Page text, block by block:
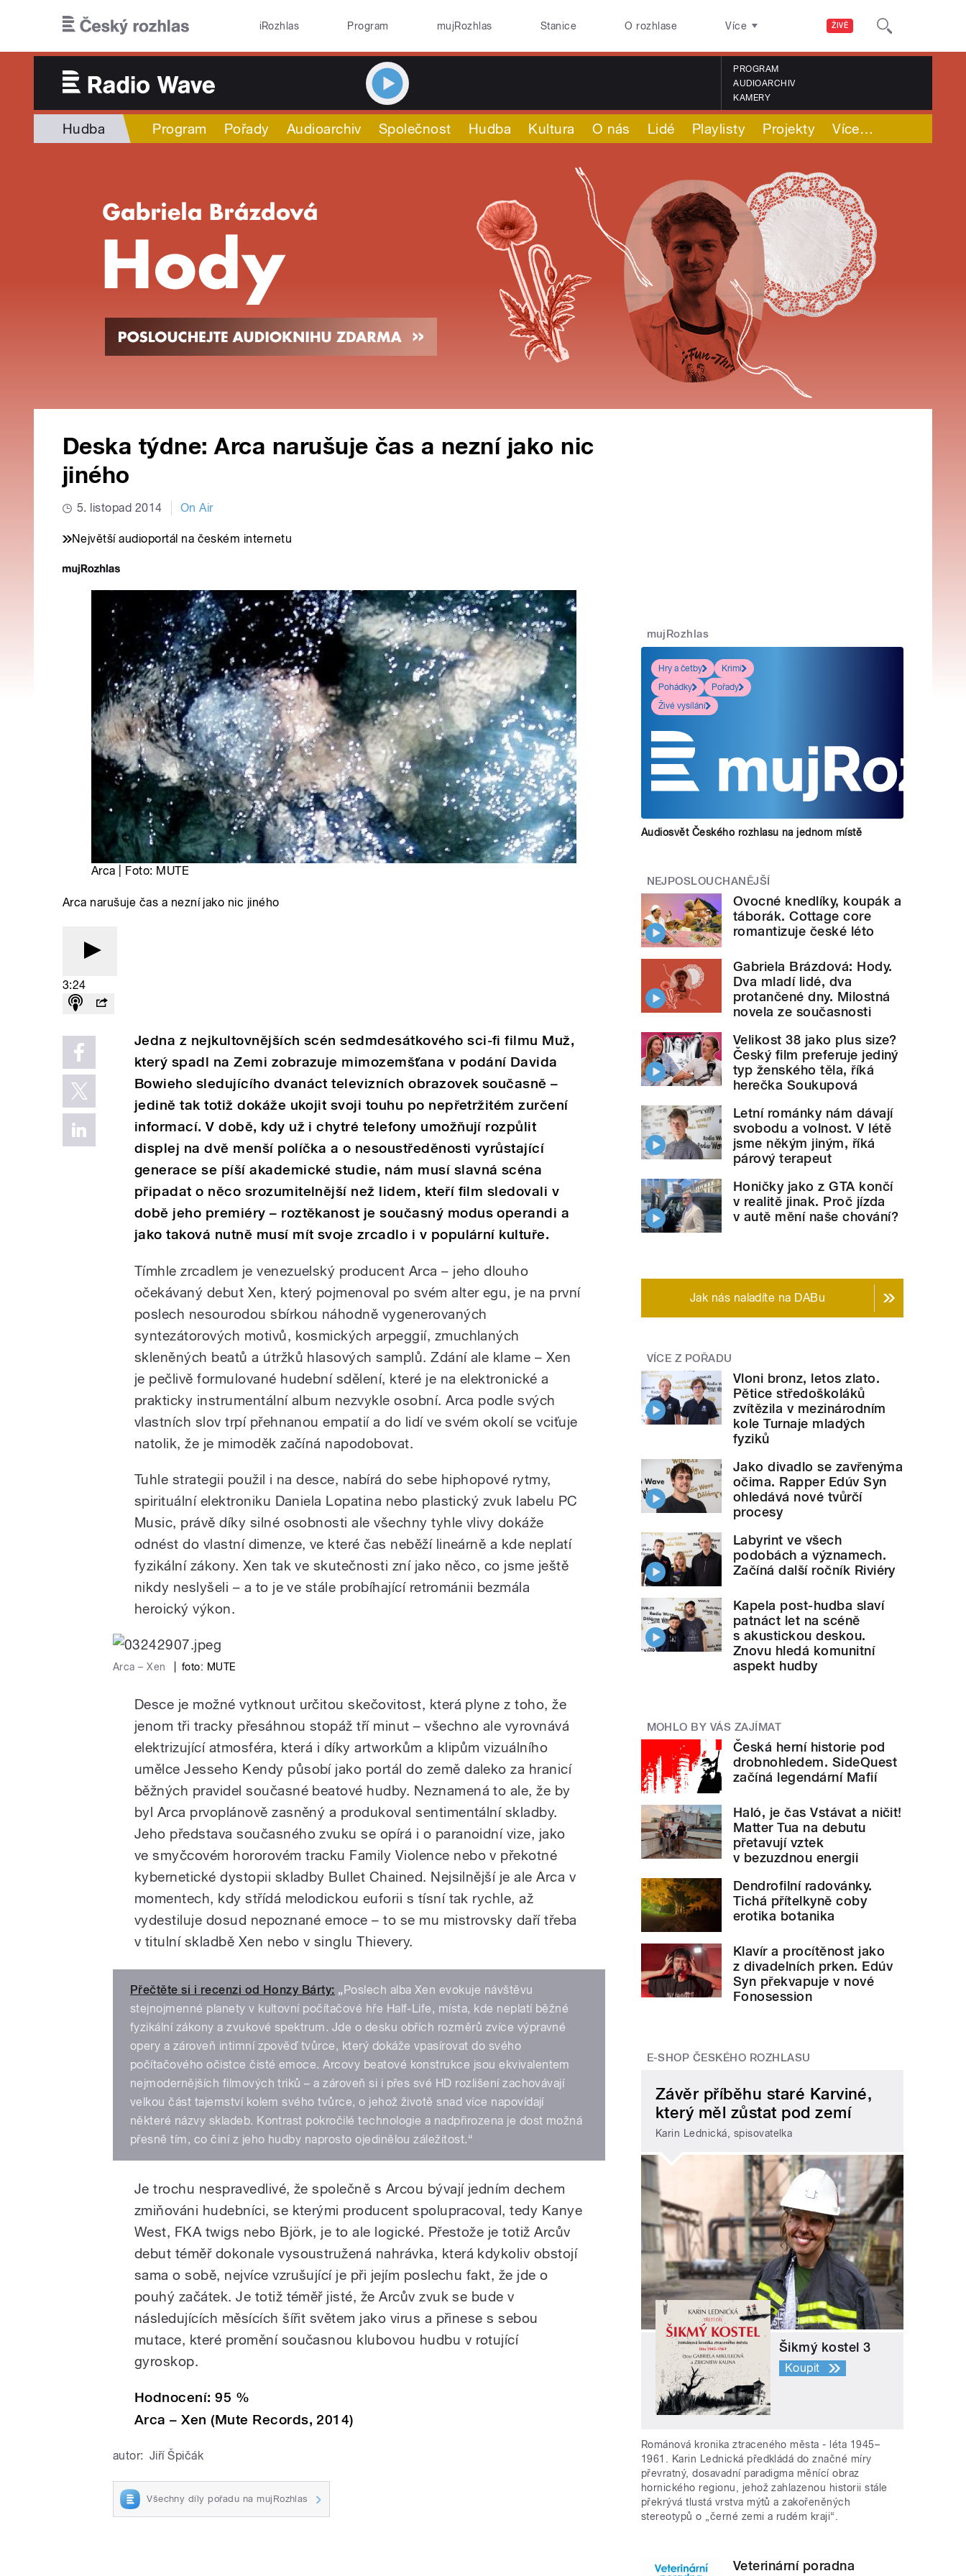
ŽIVĚ
iRozhlas Program mujRozhlas Stanice O rozhlase Více
PROGRAM
AUDIOARCHIV
KAMERY
Hudba Program Pořady Audioarchiv Společnost Hudba Kultura O nás Lidé Playlisty Projekty Více…
Deska týdne: Arca narušuje čas a nezní jako nic
jiného
5. listopad 2014 On Air
Největší audioportál na českém internetu
Arca | Foto: MUTE
Arca narušuje čas a nezní jako nic jiného
3:24
Jedna z nejkultovnějších scén sedmdesátkového sci-fi filmu Muž,
který spadl na Zemi zobrazuje mimozemšťana v podání Davida
Bowieho sledujícího dvanáct televizních obrazovek současně –
jedině tak totiž dokáže ukojit svoji touhu po nepřetržitém zurčení
informací. V době, kdy už i chytré telefony umožňují rozpůlit
displej na dvě menší políčka a o nesoustředěnosti vyrůstající
generace se píší akademické studie, nám musí slavná scéna
připadat o něco srozumitelnější než lidem, kteří film sledovali v
době jeho premiéry – roztěkanost je současný modus operandi a
jako taková nutně musí mít svoje zrcadlo i v populární kultuře.
Tímhle zrcadlem je venezuelský producent Arca – jeho dlouho
očekávaný debut Xen, který pojmenoval po svém alter egu, je na první
poslech nesourodou sbírkou náhodně vygenerovaných
syntezátorových motivů, kosmických arpeggií, zmuchlaných
skleněných beatů a útržků hlasových samplů. Zdání ale klame – Xen
je pečlivě formulované hudební sdělení, které je na elektronické a
prakticky instrumentální album nezvykle osobní. Arca podle svých
vlastních slov trpí přehnanou empatií a do lidí ve svém okolí se vciťuje
natolik, že je mimoděk začíná napodobovat.
Tuhle strategii použil i na desce, nabírá do sebe hiphopové rytmy,
spirituální elektroniku Daniela Lopatina nebo plastický zvuk labelu PC
Music, právě díky silné osobnosti ale všechny tyhle vlivy dokáže
odnést do vlastní dimenze, ve které čas neběží lineárně a kde neplatí
fyzikální zákony. Xen tak ve skutečnosti zní jako něco, co jsme ještě
nikdy neslyšeli – a to je ve stále probíhající retrománii bezmála
heroický výkon.
Arca – Xen foto: MUTE
Desce je možné vytknout určitou skečovitost, která plyne z toho, že
jenom tři tracky přesáhnou stopáž tří minut – všechno ale vyrovnává
elektrizující atmosféra, která i díky artworkům a klipům vizuálního
umělce Jesseho Kendy působí jako portál do země daleko za hranicí
běžných pravidel současné beatové hudby. Neznamená to ale, že by
byl Arca prvoplánově zasněný a produkoval sentimentální skladby.
Jeho představa současného zvuku se opírá i o paranoidní vize, jako
ve smyčcovém hororovém tracku Family Violence nebo v překotné
kybernetické dystopii skladby Bullet Chained. Nejsilnější je ale Arca v
momentech, kdy střídá melodickou euforii s tísní tak rychle, až
vydestiluje dosud nepoznané emoce – to se mu mistrovsky daří třeba
v titulní skladbě Xen nebo v singlu Thievery.
Přečtěte si i recenzi od Honzy Bárty: „Poslech alba Xen evokuje návštěvu
stejnojmenné planety v kultovní počítačové hře Half-Life, místa, kde neplatí běžné
fyzikální zákony a zvukové spektrum. Jde o desku obřích rozměrů zvíce výpravné
opery a zároveň intimní zpověď tvůrce, který dokáže vpasírovat do svého
počítačového očistce čisté emoce. Arcovy beatové konstrukce jsou ekvivalentem
nejmodernějších filmových triků – a zároveň si i přes své HD rozlišení zachovávají
velkou část tajemství kolem svého tvůrce, o jehož životě snad více napovídají
některé názvy skladeb. Kontrast pokročilé technologie a nadpřirozena je dost možná
přesně tím, co činí z jeho hudby naprosto ojedinělou záležitost.“
Je trochu nespravedlivé, že společně s Arcou bývají jedním dechem
zmiňováni hudebníci, se kterými producent spolupracoval, tedy Kanye
West, FKA twigs nebo Björk, je to ale logické. Přestože je totiž Arcův
debut téměř dokonale vysoustružená nahrávka, která kdykoliv obstojí
sama o sobě, nejvíce vzrušující je při jejím poslechu fakt, že jde o
pouhý začátek. Je totiž téměř jisté, že Arcův zvuk se bude v
následujících měsících šířit světem jako virus a přinese s sebou
mutace, které promění současnou klubovou hudbu v rotující
gyroskop.
Hodnocení: 95 %
Arca – Xen (Mute Records, 2014)
autor: Jiří Špičák
Všechny díly pořadu na mujRozhlas
mujRozhlas
Hry a četby
Krimi
Pohádky
Pořady
Živé vysílání
Audiosvět Českého rozhlasu na jednom místě
NEJPOSLOUCHANĚJŠÍ
Ovocné knedlíky, koupák a
táborák. Cottage core
romantizuje české léto
Gabriela Brázdová: Hody.
Dva mladí lidé, dva
protančené dny. Milostná
novela ze současnosti
Velikost 38 jako plus size?
Český film preferuje jediný
typ ženského těla, říká
herečka Soukupová
Letní románky nám dávají
svobodu a volnost. V létě
jsme někým jiným, říká
párový terapeut
Honičky jako z GTA končí
v realitě jinak. Proč jízda
v autě mění naše chování?
Jak nás naladíte na DABu
VÍCE Z POŘADU
Vloni bronz, letos zlato.
Pětice středoškoláků
zvítězila v mezinárodním
kole Turnaje mladých
fyziků
Jako divadlo se zavřenýma
očima. Rapper Edúv Syn
ohledává nové tvůrčí
procesy
Labyrint ve všech
podobách a významech.
Začíná další ročník Riviéry
Kapela post-hudba slaví
patnáct let na scéně
s akustickou deskou.
Znovu hledá komunitní
aspekt hudby
MOHLO BY VÁS ZAJÍMAT
Česká herní historie pod
drobnohledem. SideQuest
začíná legendární Mafií
Haló, je čas Vstávat a ničit!
Matter Tua na debutu
přetavují vztek
v bezuzdnou energii
Dendrofilní radovánky.
Tichá přítelkyně coby
erotika botanika
Klavír a procítěnost jako
z divadelních prken. Edúv
Syn překvapuje v nové
Fonosession
E-SHOP ČESKÉHO ROZHLASU
Závěr příběhu staré Karviné,
který měl zůstat pod zemí
Karin Lednická, spisovatelka
Šikmý kostel 3
Koupit
Románová kronika ztraceného města - léta 1945–
1961. Karin Lednická předkládá do značné míry
převratný, dosavadní paradigma měnící obraz
hornického regionu, jehož zahlazenou historii stále
překrývá tlustá vrstva mýtů a zakořeněných
stereotypů o „černé zemi a rudém kraji“.
Veterinární poradna